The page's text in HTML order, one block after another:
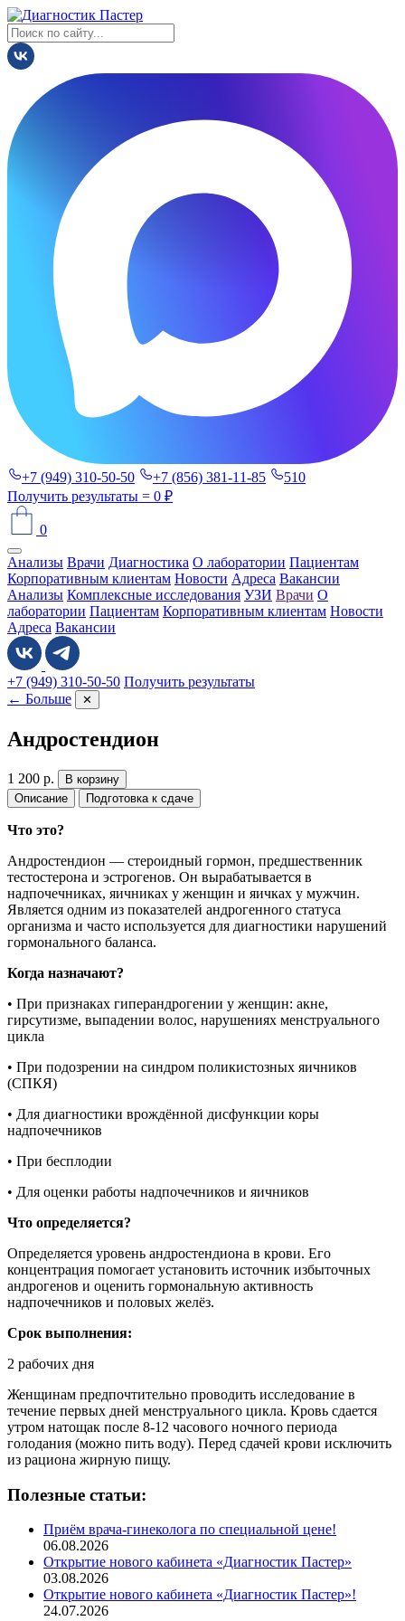
+7 (949) 310-50-50 +7 (856) 381-11-85
510
Получить результаты = 0 ₽
0
Анализы Врачи Диагностика О лаборатории Пациентам
Корпоративным клиентам Новости Адреса Вакансии
Анализы Комплексные исследования УЗИ Врачи О
лаборатории Пациентам Корпоративным клиентам Новости
Адреса Вакансии
+7 (949) 310-50-50 Получить результаты
← Больше
✕
Андростендион
1 200 р.
В корзину
Описание
Подготовка к сдаче
Что это?
Андростендион — стероидный гормон, предшественник
тестостерона и эстрогенов. Он вырабатывается в
надпочечниках, яичниках у женщин и яичках у мужчин.
Является одним из показателей андрогенного статуса
организма и часто используется для диагностики нарушений
гормонального баланса.
Когда назначают?
• При признаках гиперандрогении у женщин: акне,
гирсутизме, выпадении волос, нарушениях менструального
цикла
• При подозрении на синдром поликистозных яичников
(СПКЯ)
• Для диагностики врождённой дисфункции коры
надпочечников
• При бесплодии
• Для оценки работы надпочечников и яичников
Что определяется?
Определяется уровень андростендиона в крови. Его
концентрация помогает установить источник избыточных
андрогенов и оценить гормональную активность
надпочечников и половых желёз.
Срок выполнения:
2 рабочих дня
Женщинам предпочтительно проводить исследование в
течение первых дней менструального цикла. Кровь сдается
утром натощак после 8-12 часового ночного периода
голодания (можно пить воду). Перед сдачей крови исключить
из рациона жирную пищу.
Полезные статьи:
Приём врача-гинеколога по специальной цене!
06.08.2026
Открытие нового кабинета «Диагностик Пастер»
03.08.2026
Открытие нового кабинета «Диагностик Пастер»!
24.07.2026